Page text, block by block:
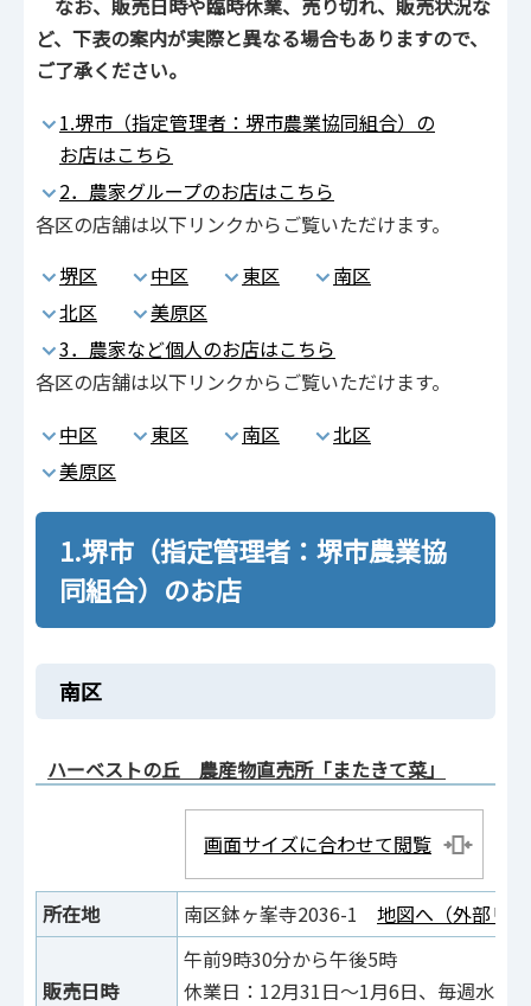
なお、販売日時や臨時休業、売り切れ、販売状況な
ど、下表の案内が実際と異なる場合もありますので、
ご了承ください。
1.堺市（指定管理者：堺市農業協同組合）の
お店はこちら
2．農家グループのお店はこちら
各区の店舗は以下リンクからご覧いただけます。
堺区
中区 東区
南区
北区
美原区
3．農家など個人のお店はこちら
各区の店舗は以下リンクからご覧いただけます。
中区
東区 南区
北区
美原区
1.堺市（指定管理者：堺市農業協
同組合）のお店
南区
ハーベストの丘 農産物直売所「またきて菜」
画面サイズに合わせて閲覧
所在地 南区鉢ヶ峯寺2036-1 地図へ（外部リ
販売日時
午前9時30分から午後5時
休業日：12月31日～1月6日、毎週水曜